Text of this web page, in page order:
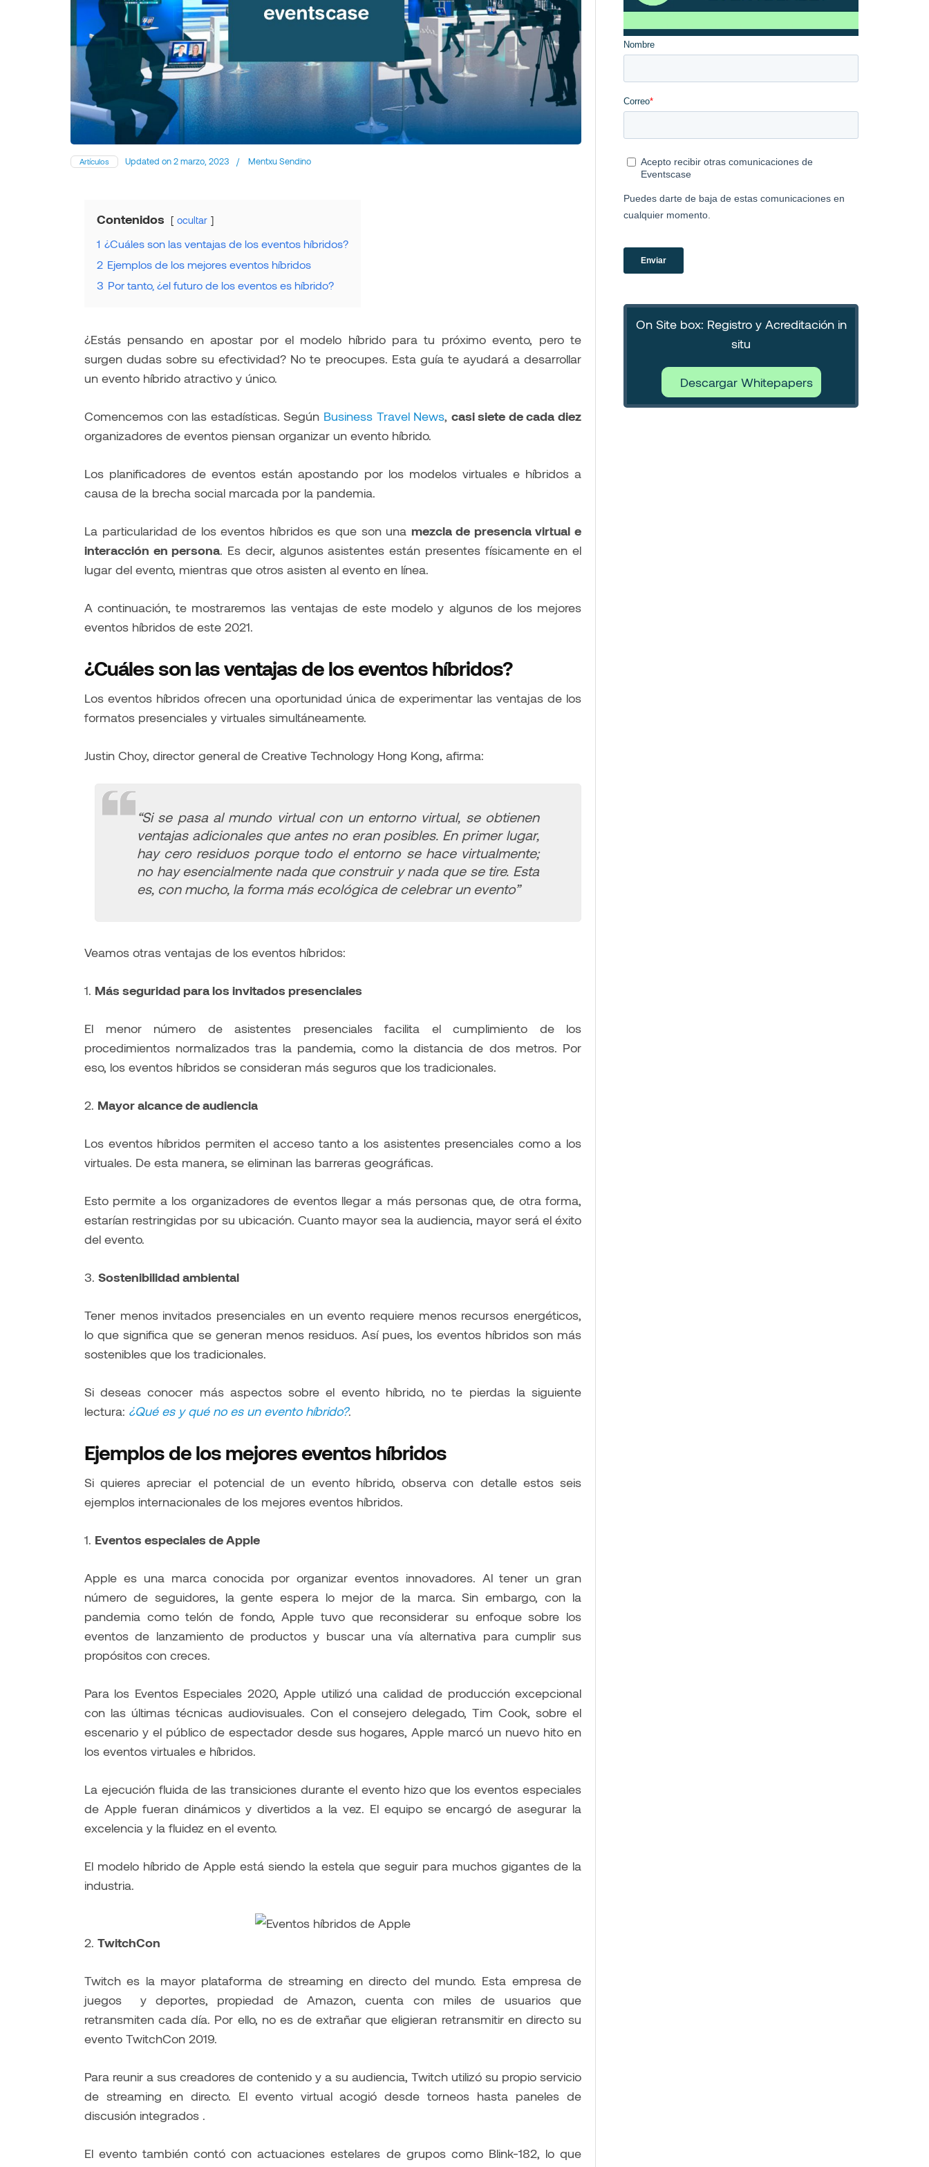
Artículos Updated on2 marzo, 2023 / Mentxu Sendino
Contenidos ocultar
1 ¿Cuáles son las ventajas de los eventos híbridos?
2 Ejemplos de los mejores eventos híbridos
3 Por tanto, ¿el futuro de los eventos es híbrido?
¿Estás pensando en apostar por el modelo híbrido para tu próximo evento, pero te
surgen dudas sobre su efectividad? No te preocupes. Esta guía te ayudará a desarrollar
un evento híbrido atractivo y único.
Comencemos con las estadísticas. Según Business Travel News, casi siete de cada diez
organizadores de eventos piensan organizar un evento híbrido.
Los planificadores de eventos están apostando por los modelos virtuales e híbridos a
causa de la brecha social marcada por la pandemia.
La particularidad de los eventos híbridos es que son una mezcla de presencia virtual e
interacción en persona. Es decir, algunos asistentes están presentes físicamente en el
lugar del evento, mientras que otros asisten al evento en línea.
A continuación, te mostraremos las ventajas de este modelo y algunos de los mejores
eventos híbridos de este 2021.
¿Cuáles son las ventajas de los eventos híbridos?
Los eventos híbridos ofrecen una oportunidad única de experimentar las ventajas de los
formatos presenciales y virtuales simultáneamente.
Justin Choy, director general de Creative Technology Hong Kong, afirma:
“Si se pasa al mundo virtual con un entorno virtual, se obtienen
ventajas adicionales que antes no eran posibles. En primer lugar,
hay cero residuos porque todo el entorno se hace virtualmente;
no hay esencialmente nada que construir y nada que se tire. Esta
es, con mucho, la forma más ecológica de celebrar un evento”
Veamos otras ventajas de los eventos híbridos:
1. Más seguridad para los invitados presenciales
El menor número de asistentes presenciales facilita el cumplimiento de los
procedimientos normalizados tras la pandemia, como la distancia de dos metros. Por
eso, los eventos híbridos se consideran más seguros que los tradicionales.
2. Mayor alcance de audiencia
Los eventos híbridos permiten el acceso tanto a los asistentes presenciales como a los
virtuales. De esta manera, se eliminan las barreras geográficas.
Esto permite a los organizadores de eventos llegar a más personas que, de otra forma,
estarían restringidas por su ubicación. Cuanto mayor sea la audiencia, mayor será el éxito
del evento.
3. Sostenibilidad ambiental
Tener menos invitados presenciales en un evento requiere menos recursos energéticos,
lo que significa que se generan menos residuos. Así pues, los eventos híbridos son más
sostenibles que los tradicionales.
Si deseas conocer más aspectos sobre el evento híbrido, no te pierdas la siguiente
lectura: ¿Qué es y qué no es un evento híbrido?.
Ejemplos de los mejores eventos híbridos
Si quieres apreciar el potencial de un evento híbrido, observa con detalle estos seis
ejemplos internacionales de los mejores eventos híbridos.
1. Eventos especiales de Apple
Apple es una marca conocida por organizar eventos innovadores. Al tener un gran
número de seguidores, la gente espera lo mejor de la marca. Sin embargo, con la
pandemia como telón de fondo, Apple tuvo que reconsiderar su enfoque sobre los
eventos de lanzamiento de productos y buscar una vía alternativa para cumplir sus
propósitos con creces.
Para los Eventos Especiales 2020, Apple utilizó una calidad de producción excepcional
con las últimas técnicas audiovisuales. Con el consejero delegado, Tim Cook, sobre el
escenario y el público de espectador desde sus hogares, Apple marcó un nuevo hito en
los eventos virtuales e híbridos.
La ejecución fluida de las transiciones durante el evento hizo que los eventos especiales
de Apple fueran dinámicos y divertidos a la vez. El equipo se encargó de asegurar la
excelencia y la fluidez en el evento.
El modelo híbrido de Apple está siendo la estela que seguir para muchos gigantes de la
industria.
2. TwitchCon
Twitch es la mayor plataforma de streaming en directo del mundo. Esta empresa de
juegos y deportes, propiedad de Amazon, cuenta con miles de usuarios que
retransmiten cada día. Por ello, no es de extrañar que eligieran retransmitir en directo su
evento TwitchCon 2019.
Para reunir a sus creadores de contenido y a su audiencia, Twitch utilizó su propio servicio
de streaming en directo. El evento virtual acogió desde torneos hasta paneles de
discusión integrados .
El evento también contó con actuaciones estelares de grupos como Blink-182, lo que
On Site box: Registro y Acreditación in
situ
Descargar Whitepapers